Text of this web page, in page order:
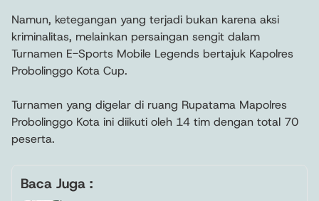
Namun, ketegangan yang terjadi bukan karena aksi
kriminalitas, melainkan persaingan sengit dalam
Turnamen E-Sports Mobile Legends bertajuk Kapolres
Probolinggo Kota Cup.
Turnamen yang digelar di ruang Rupatama Mapolres
Probolinggo Kota ini diikuti oleh 14 tim dengan total 70
peserta.
Baca Juga :